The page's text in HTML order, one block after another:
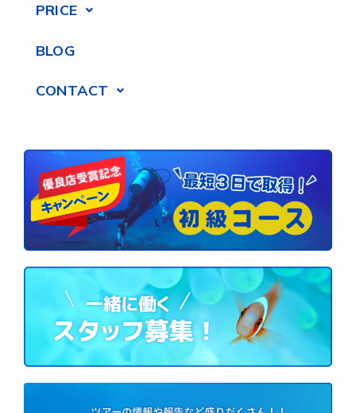
PRICE
BLOG
CONTACT